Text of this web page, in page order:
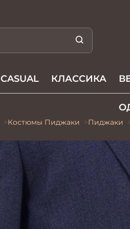
CASUAL КЛАССИКА
Костюмы Пиджаки Пиджаки